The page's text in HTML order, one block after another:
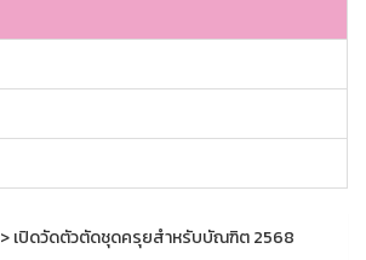
> เปิดวัดตัวตัดชุดครุยสำหรับบัณฑิต 2568